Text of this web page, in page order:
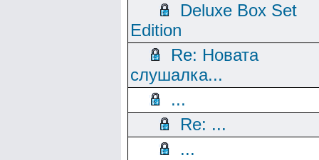
Deluxe Box Set
Edition
Re: Новата
слушалка...
...
Re: ...
...